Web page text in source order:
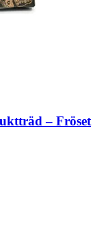
– Fröset